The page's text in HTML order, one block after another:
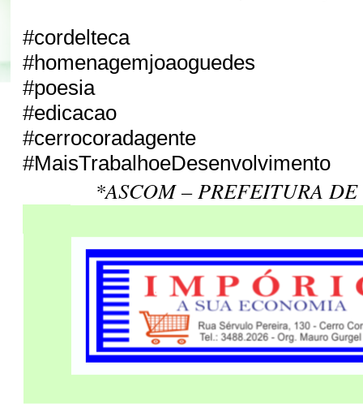
#cordelteca
#homenagemjoaoguedes
#poesia
#edicacao
#cerrocoradagente
#MaisTrabalhoeDesenvolvimento
*ASCOM – PREFEITURA DE